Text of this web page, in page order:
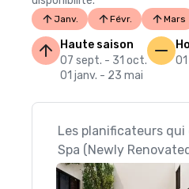
Janv. Févr. Mars
Haute saison
07 sept. - 31 oct.
01 janv. - 23 mai
Les planificateurs qui
Spa (Newly